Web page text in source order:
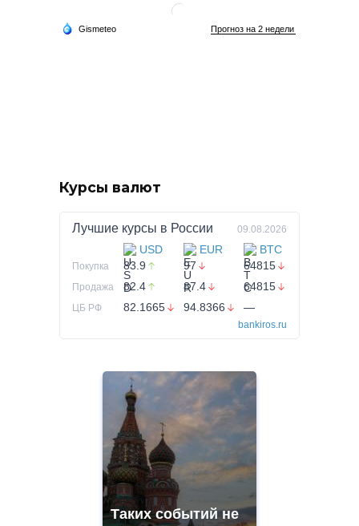
Курсы валют
Лучшие курсы в России 09.08.2026
USD EUR BTC
Покупка 83.9 97 64815
Продажа 82.4 87.4 64815
ЦБ РФ 82.1665 94.8366 —
bankiros.ru
Таких событий не